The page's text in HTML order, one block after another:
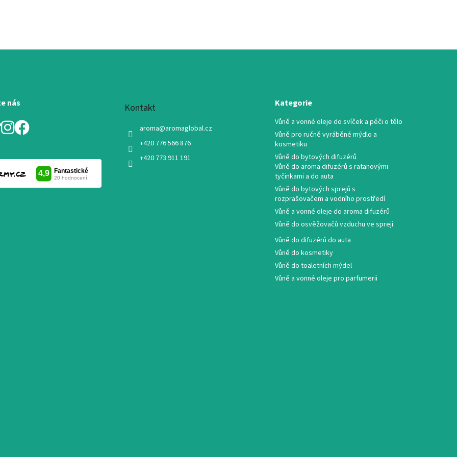
nás Kontakt
aroma@aromaglobal.cz
+420 776 566 876
+420 773 911 191
Kategorie
Vůně a vonné oleje do svíček a péči o tělo
Vůně pro ručně vyráběné mýdlo a
kosmetiku
Vůně do bytových difuzérů
Vůně do aroma difuzérů s ratanovými
tyčinkami a do auta
Vůně do bytových sprejů s
rozprašovačem a vodního prostředí
Vůně a vonné oleje do aroma difuzérů
Vůně do osvěžovačů vzduchu ve spreji
Vůně do difuzérů do auta
Vůně do kosmetiky
Vůně do toaletních mýdel
Vůně a vonné oleje pro parfumerii